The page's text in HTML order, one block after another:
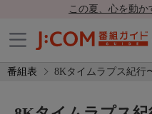
この夏、心を動か
番組表 8Kタイムラプス紀行